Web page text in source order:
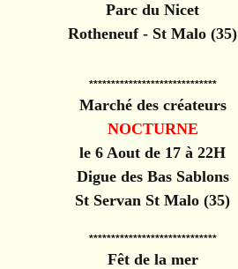
Parc du Nicet
Rotheneuf - St Malo (35)
*****************************
Marché des créateurs
NOCTURNE
le 6 Aout de 17 à 22H
Digue des Bas Sablons
St Servan St Malo (35)
*****************************
Fêt de la mer